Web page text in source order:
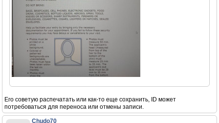
Его советую распечатать или как-то еще сохранить, ID может
потребоваться для переноса или отмены записи.
Chudo70